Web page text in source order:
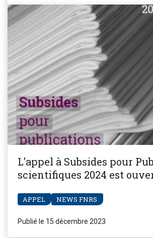
L'appel à Subsides pour
scientifiques 2024 est
APPEL NEWS FNRS
Publié le 15 décembre 2023